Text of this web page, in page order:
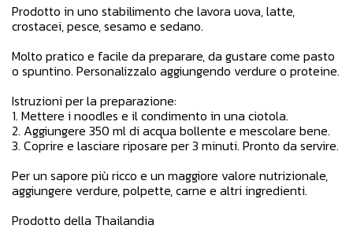
Prodotto in uno stabilimento che lavora uova, latte,
crostacei, pesce, sesamo e sedano.
Molto pratico e facile da preparare, da gustare come pasto
o spuntino. Personalizzalo aggiungendo verdure o proteine.
Istruzioni per la preparazione:
1. Mettere i noodles e il condimento in una ciotola.
2. Aggiungere 350 ml di acqua bollente e mescolare bene.
3. Coprire e lasciare riposare per 3 minuti. Pronto da servire.
Per un sapore più ricco e un maggiore valore nutrizionale,
aggiungere verdure, polpette, carne e altri ingredienti.
Prodotto della Thailandia